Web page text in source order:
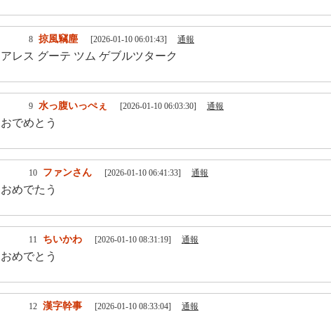
8 掠風竊塵 [2026-01-10 06:01:43] 通報
アレス グーテ ツム ゲブルツターク
9 水っ腹いっぺぇ [2026-01-10 06:03:30] 通報
おでめとう
10 ファンさん [2026-01-10 06:41:33] 通報
おめでたう
11 ちいかわ [2026-01-10 08:31:19] 通報
おめでとう
12 漢字幹事 [2026-01-10 08:33:04] 通報